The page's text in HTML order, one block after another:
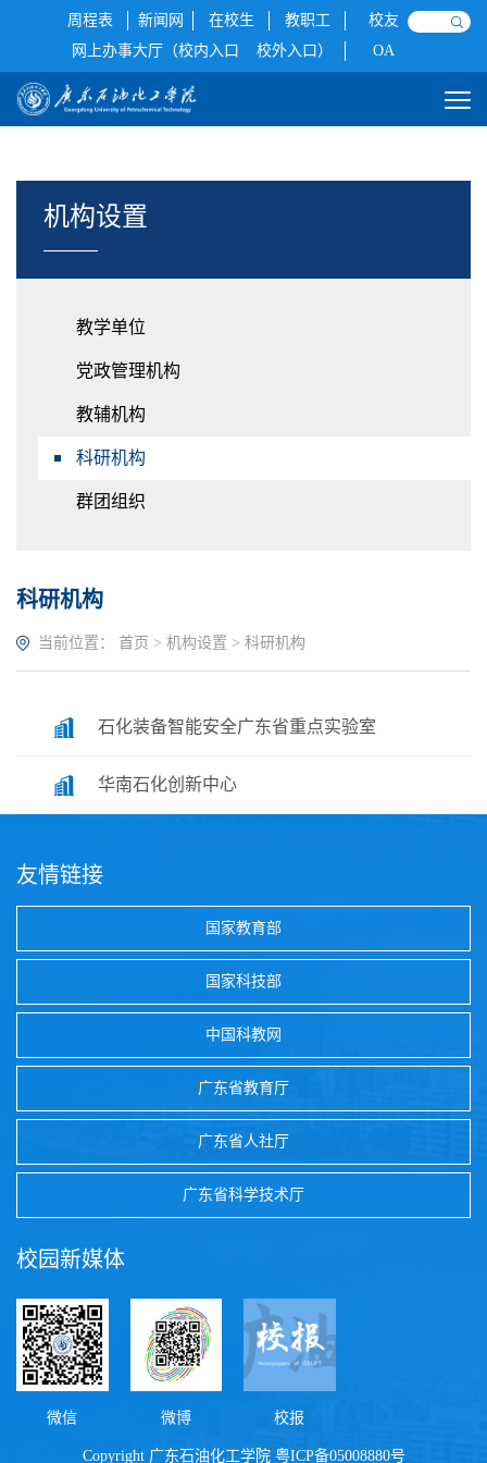
周程表 新闻网 在校生 教职工
校友
网上办事大厅（校内入口
校外入口） OA
机构设置
教学单位
党政管理机构
教辅机构
科研机构
群团组织
科研机构
当前位置： 首页 > 机构设置 > 科研机构
石化装备智能安全广东省重点实验室
华南石化创新中心
友情链接
国家教育部
国家科技部
中国科教网
广东省教育厅
广东省人社厅
广东省科学技术厅
校园新媒体
微信 微博 校报
Copyright 广东石油化工学院 粤ICP备05008880号